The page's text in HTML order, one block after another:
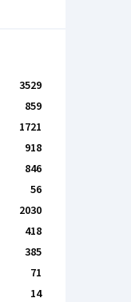
3529
859
1721
918
846
56
2030
418
385
71
14